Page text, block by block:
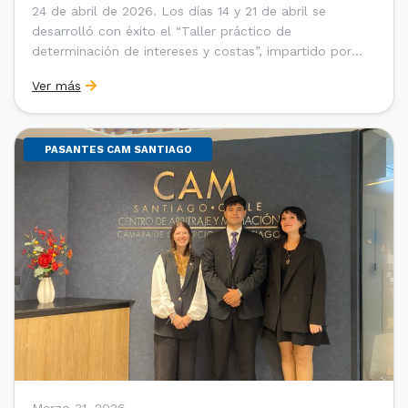
24 de abril de 2026. Los días 14 y 21 de abril se
desarrolló con éxito el “Taller práctico de
determinación de intereses y costas”, impartido por
Universidad Católica de Chile y Magíster en Economía
de la Universidad de Chicago) y María Luisa Petitpas
[…]
Ver más
PASANTES CAM SANTIAGO